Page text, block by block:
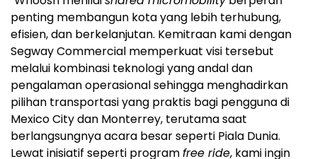
penting membangun kota yang lebih terhubung,
efisien, dan berkelanjutan. Kemitraan kami dengan
Segway Commercial memperkuat visi tersebut
melalui kombinasi teknologi yang andal dan
pengalaman operasional sehingga menghadirkan
pilihan transportasi yang praktis bagi pengguna di
Mexico City dan Monterrey, terutama saat
berlangsungnya acara besar seperti Piala Dunia.
Lewat inisiatif seperti programfree ride, kami ingin